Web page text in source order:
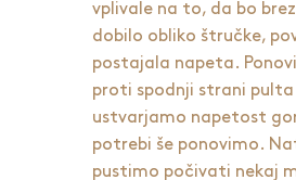
vplivale na to, da bo
dobilo obliko štručke,
postajala napeta.
proti spodnji strani
ustvarjamo napetost
potrebi še ponovimo.
pustimo počivati nekaj